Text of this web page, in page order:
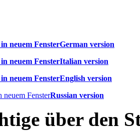
German version
Italian version
English version
Russian version
über den